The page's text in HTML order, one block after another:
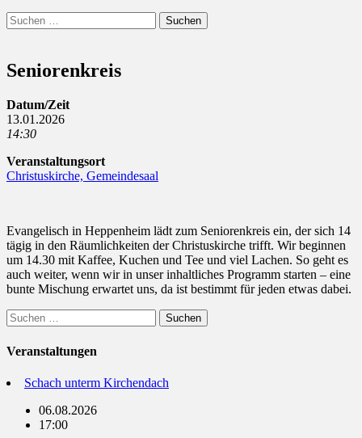
Suchen
Suchen
nach:
Seniorenkreis
Datum/Zeit
13.01.2026
14:30
Veranstaltungsort
Christuskirche, Gemeindesaal
Evangelisch in Heppenheim lädt zum Seniorenkreis ein, der sich 14
tägig in den Räumlichkeiten der Christuskirche trifft. Wir beginnen
um 14.30 mit Kaffee, Kuchen und Tee und viel Lachen. So geht es
auch weiter, wenn wir in unser inhaltliches Programm starten – eine
bunte Mischung erwartet uns, da ist bestimmt für jeden etwas dabei.
Suchen
nach:
Veranstaltungen
Schach unterm Kirchendach
06.08.2026
17:00